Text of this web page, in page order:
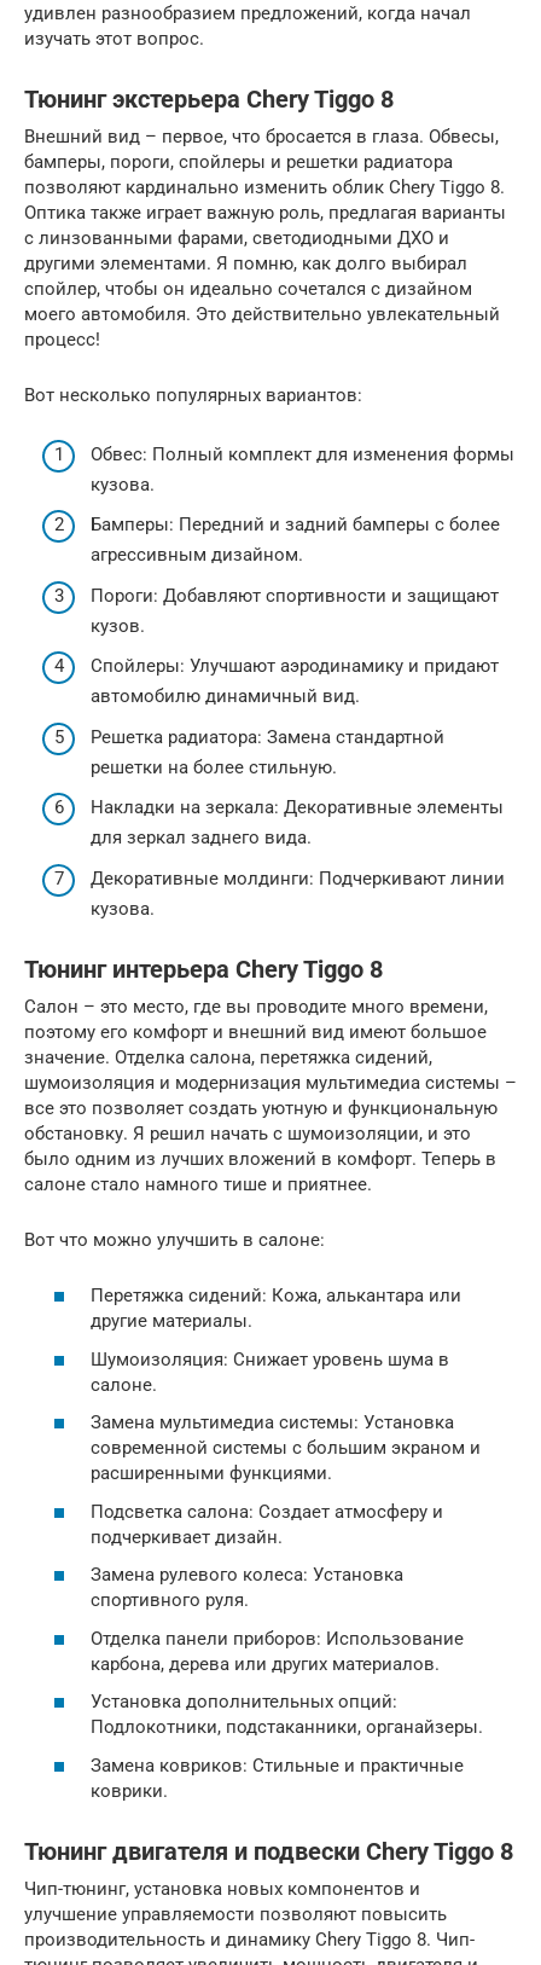
удивлен разнообразием предложений, когда начал
изучать этот вопрос.
Тюнинг экстерьера Chery Tiggo 8
Внешний вид – первое, что бросается в глаза. Обвесы,
бамперы, пороги, спойлеры и решетки радиатора
позволяют кардинально изменить облик Chery Tiggo 8.
Оптика также играет важную роль, предлагая варианты
с линзованными фарами, светодиодными ДХО и
другими элементами. Я помню, как долго выбирал
спойлер, чтобы он идеально сочетался с дизайном
моего автомобиля. Это действительно увлекательный
процесс!
Вот несколько популярных вариантов:
Обвес: Полный комплект для изменения формы
кузова.
Бамперы: Передний и задний бамперы с более
агрессивным дизайном.
Пороги: Добавляют спортивности и защищают
кузов.
Спойлеры: Улучшают аэродинамику и придают
автомобилю динамичный вид.
Решетка радиатора: Замена стандартной
решетки на более стильную.
Накладки на зеркала: Декоративные элементы
для зеркал заднего вида.
Декоративные молдинги: Подчеркивают линии
кузова.
Тюнинг интерьера Chery Tiggo 8
Салон – это место, где вы проводите много времени,
поэтому его комфорт и внешний вид имеют большое
значение. Отделка салона, перетяжка сидений,
шумоизоляция и модернизация мультимедиа системы –
все это позволяет создать уютную и функциональную
обстановку. Я решил начать с шумоизоляции, и это
было одним из лучших вложений в комфорт. Теперь в
салоне стало намного тише и приятнее.
Вот что можно улучшить в салоне:
Перетяжка сидений: Кожа, алькантара или
другие материалы.
Шумоизоляция: Снижает уровень шума в
салоне.
Замена мультимедиа системы: Установка
современной системы с большим экраном и
расширенными функциями.
Подсветка салона: Создает атмосферу и
подчеркивает дизайн.
Замена рулевого колеса: Установка
спортивного руля.
Отделка панели приборов: Использование
карбона, дерева или других материалов.
Установка дополнительных опций:
Подлокотники, подстаканники, органайзеры.
Замена ковриков: Стильные и практичные
коврики.
Тюнинг двигателя и подвески Chery Tiggo 8
Чип-тюнинг, установка новых компонентов и
улучшение управляемости позволяют повысить
производительность и динамику Chery Tiggo 8. Чип-